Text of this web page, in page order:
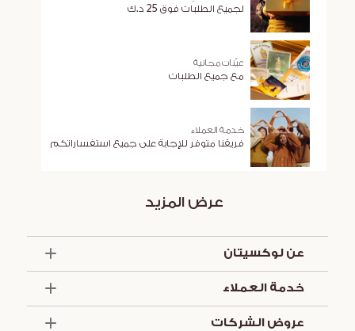
لجميع الطلبات فوق 25 د.ك
عيّنات مجانية
مع جميع الطلبات
خدمة العملاء
فريقنا متوفر للإجابة على جميع استفساراتكم
عرض المزيد
عن لوكسيتان
العروض والخدمات
خدمة العملاء
عروض الشركات